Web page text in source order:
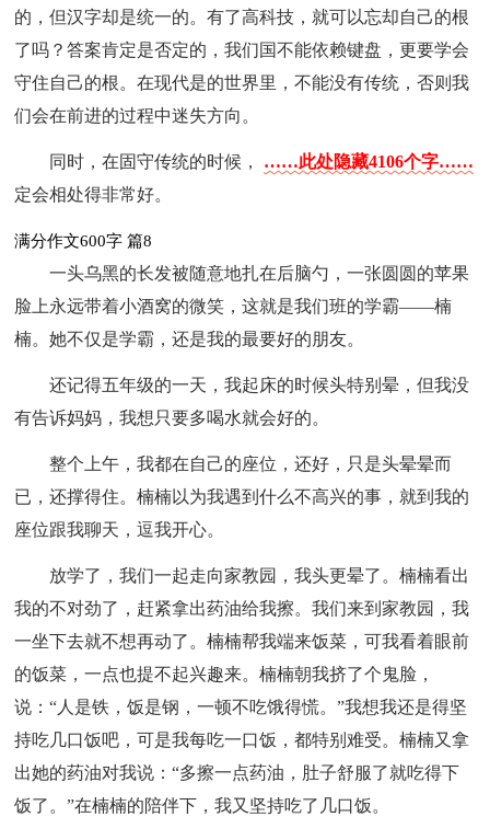
的，但汉字却是统一的。有了高科技，就可以忘却自己的根
了吗？答案肯定是否定的，我们国不能依赖键盘，更要学会
守住自己的根。在现代是的世界里，不能没有传统，否则我
们会在前进的过程中迷失方向。
同时，在固守传统的时候， ……此处隐藏4106个字……
定会相处得非常好。
满分作文600字 篇8
一头乌黑的长发被随意地扎在后脑勺，一张圆圆的苹果
脸上永远带着小酒窝的微笑，这就是我们班的学霸——楠
楠。她不仅是学霸，还是我的最要好的朋友。
还记得五年级的一天，我起床的时候头特别晕，但我没
有告诉妈妈，我想只要多喝水就会好的。
整个上午，我都在自己的座位，还好，只是头晕晕而
已，还撑得住。楠楠以为我遇到什么不高兴的事，就到我的
座位跟我聊天，逗我开心。
放学了，我们一起走向家教园，我头更晕了。楠楠看出
我的不对劲了，赶紧拿出药油给我擦。我们来到家教园，我
一坐下去就不想再动了。楠楠帮我端来饭菜，可我看着眼前
的饭菜，一点也提不起兴趣来。楠楠朝我挤了个鬼脸，
说：“人是铁，饭是钢，一顿不吃饿得慌。”我想我还是得坚
持吃几口饭吧，可是我每吃一口饭，都特别难受。楠楠又拿
出她的药油对我说：“多擦一点药油，肚子舒服了就吃得下
饭了。”在楠楠的陪伴下，我又坚持吃了几口饭。